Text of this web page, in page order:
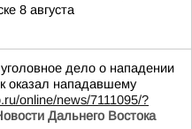
8 августа
дело о нападении
оказал нападавшему
online/news/7111095/?
Дальнего Востока